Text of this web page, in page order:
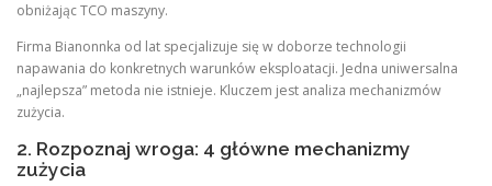
obniżając TCO maszyny.
Firma Bianonnka od lat specjalizuje się w doborze technologii
napawania do konkretnych warunków eksploatacji. Jedna uniwersalna
„najlepsza” metoda nie istnieje. Kluczem jest analiza mechanizmów
zużycia.
2. Rozpoznaj wroga: 4 główne mechanizmy
zużycia